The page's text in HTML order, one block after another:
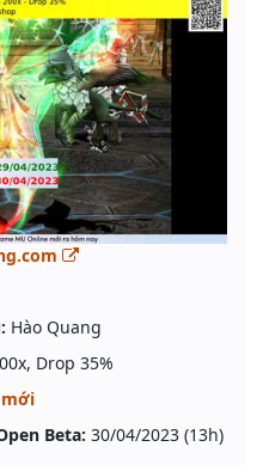
Hào Quang
Drop 35%
Beta: 30/04/2023 (13h)